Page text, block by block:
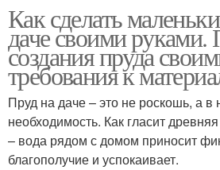
Как сделать
даче своими руками.
создания пруда
требования к
Пруд на даче – это не роскошь, а
необходимость. Как гласит
– вода рядом с домом приносит
благополучие и успокаивает.